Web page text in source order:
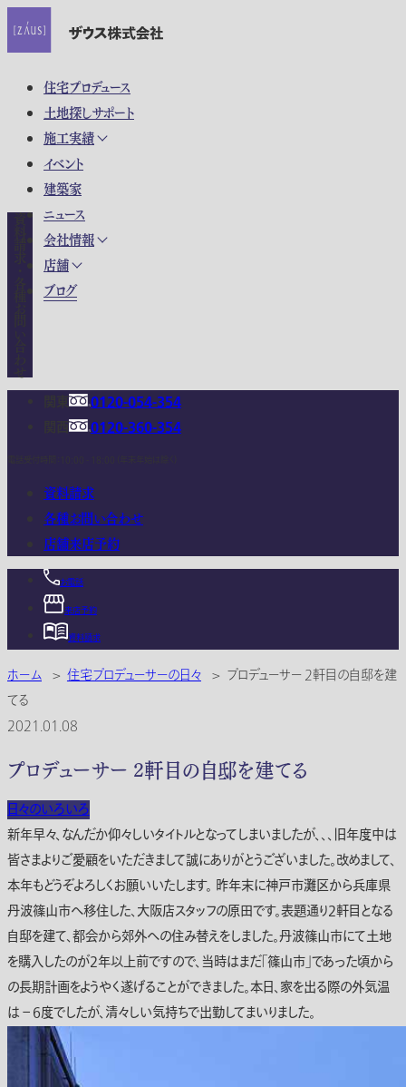
住宅プロデュース
土地探しサポート
施工実績
イベント
建築家
ニュース
会社情報
店舗
ブログ
0120-054-354
0120-360-354
資料請求
各種お問い合わせ
店舗来店予約
お電話
来店予約
資料請求
ホーム > 住宅プロデューサーの日々 > プロデューサー 2軒目の自邸を建
てる
2021.01.08
プロデューサー 2軒目の自邸を建てる
日々のいろいろ
新年早々、なんだか仰々しいタイトルとなってしまいましたが、、、旧年度中は
皆さまよりご愛顧をいただきまして誠にありがとうございました。改めまして、
本年もどうぞよろしくお願いいたします。 昨年末に神戸市灘区から兵庫県
丹波篠山市へ移住した、大阪店スタッフの原田です。表題通り2軒目となる
自邸を建て、都会から郊外への住み替えをしました。丹波篠山市にて土地
を購入したのが2年以上前ですので、当時はまだ「篠山市」であった頃から
の長期計画をようやく遂げることができました。本日、家を出る際の外気温
は－6度でしたが、清々しい気持ちで出勤してまいりました。